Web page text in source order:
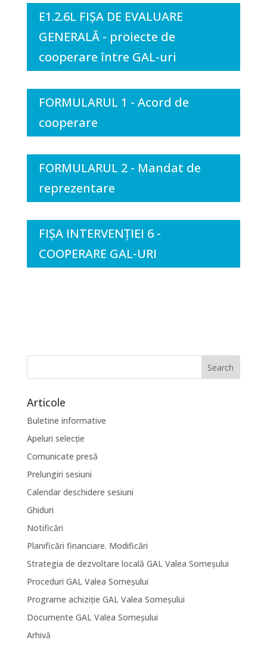
E1.2.6L FIȘA DE EVALUARE
GENERALĂ - proiecte de
cooperare între GAL-uri
FORMULARUL 1 - Acord de
cooperare
FORMULARUL 2 - Mandat de
reprezentare
FIȘA INTERVENȚIEI 6 -
COOPERARE GAL-URI
Articole
Buletine informative
Apeluri selecție
Comunicate presă
Prelungiri sesiuni
Calendar deschidere sesiuni
Ghiduri
Notificări
Planificări financiare. Modificări
Strategia de dezvoltare locală GAL Valea Someșului
Proceduri GAL Valea Someșului
Programe achiziție GAL Valea Someșului
Documente GAL Valea Someșului
Arhivă